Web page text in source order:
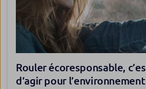
Rouler écoresponsable,
d’agir pour l’environnement